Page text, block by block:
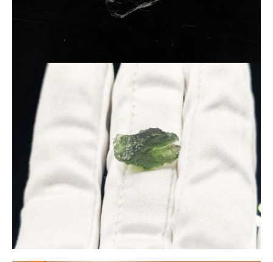
す。（最後の写真が鑑別書となります。）
また、拡大検査では天然包体も確認されております。